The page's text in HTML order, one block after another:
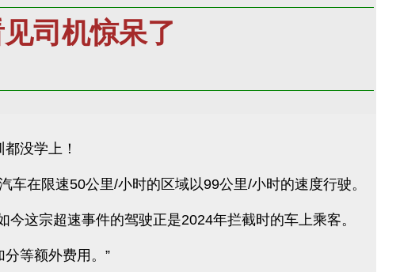
司机惊呆了
没学上！
在限速50公里/小时的区域以99公里/小时的速度行驶。
这宗超速事件的驾驶正是2024年拦截时的车上乘客。
等额外费用。”